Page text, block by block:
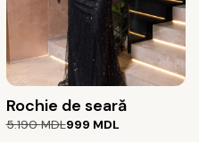
Rochie de seară
5.190MDL
Prețul
999 MDL
Prețul